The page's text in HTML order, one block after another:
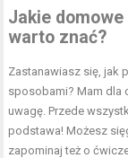
Jakie
warto znać?
Zastanawiasz się, jak
sposobami? Mam dla
uwagę. Przede
podstawa! Możesz
zapominaj też o